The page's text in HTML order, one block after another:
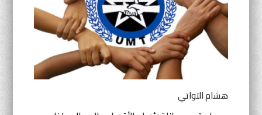
Français العربية
هشام التواتي